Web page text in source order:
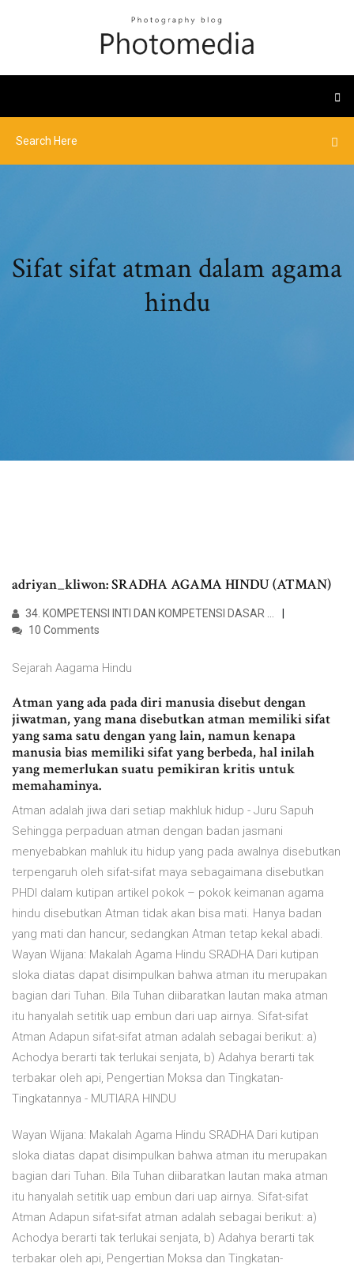
Sifat sifat atman dalam agama
hindu
adriyan_kliwon: SRADHA AGAMA HINDU (ATMAN)
34. KOMPETENSI INTI DAN KOMPETENSI DASAR …
10 Comments
Sejarah Aagama Hindu
Atman yang ada pada diri manusia disebut dengan
jiwatman, yang mana disebutkan atman memiliki sifat
yang sama satu dengan yang lain, namun kenapa
manusia bias memiliki sifat yang berbeda, hal inilah
yang memerlukan suatu pemikiran kritis untuk
memahaminya.
Atman adalah jiwa dari setiap makhluk hidup - Juru Sapuh
Sehingga perpaduan atman dengan badan jasmani
menyebabkan mahluk itu hidup yang pada awalnya disebutkan
terpengaruh oleh sifat-sifat maya sebagaimana disebutkan
PHDI dalam kutipan artikel pokok – pokok keimanan agama
hindu disebutkan Atman tidak akan bisa mati. Hanya badan
yang mati dan hancur, sedangkan Atman tetap kekal abadi.
Wayan Wijana: Makalah Agama Hindu SRADHA Dari kutipan
sloka diatas dapat disimpulkan bahwa atman itu merupakan
bagian dari Tuhan. Bila Tuhan diibaratkan lautan maka atman
itu hanyalah setitik uap embun dari uap airnya. Sifat-sifat
Atman Adapun sifat-sifat atman adalah sebagai berikut: a)
Achodya berarti tak terlukai senjata, b) Adahya berarti tak
terbakar oleh api, Pengertian Moksa dan Tingkatan-
Tingkatannya - MUTIARA HINDU
Wayan Wijana: Makalah Agama Hindu SRADHA Dari kutipan
sloka diatas dapat disimpulkan bahwa atman itu merupakan
bagian dari Tuhan. Bila Tuhan diibaratkan lautan maka atman
itu hanyalah setitik uap embun dari uap airnya. Sifat-sifat
Atman Adapun sifat-sifat atman adalah sebagai berikut: a)
Achodya berarti tak terlukai senjata, b) Adahya berarti tak
terbakar oleh api, Pengertian Moksa dan Tingkatan-